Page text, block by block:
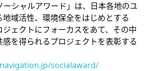
ーシャルアワード」は、日本各地のユ
域活性、環境保全をはじめとする
ェクトにフォーカスをあて、その中
を得られるプロジェクトを表彰する
socialaward/